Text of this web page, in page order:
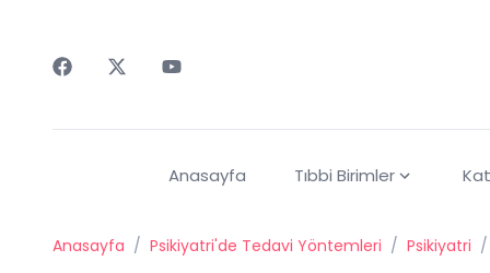
Anasayfa Tıbbi Birimler
Anasayfa / Psikiyatri'de Tedavi Yöntemleri / Psikiyatri /